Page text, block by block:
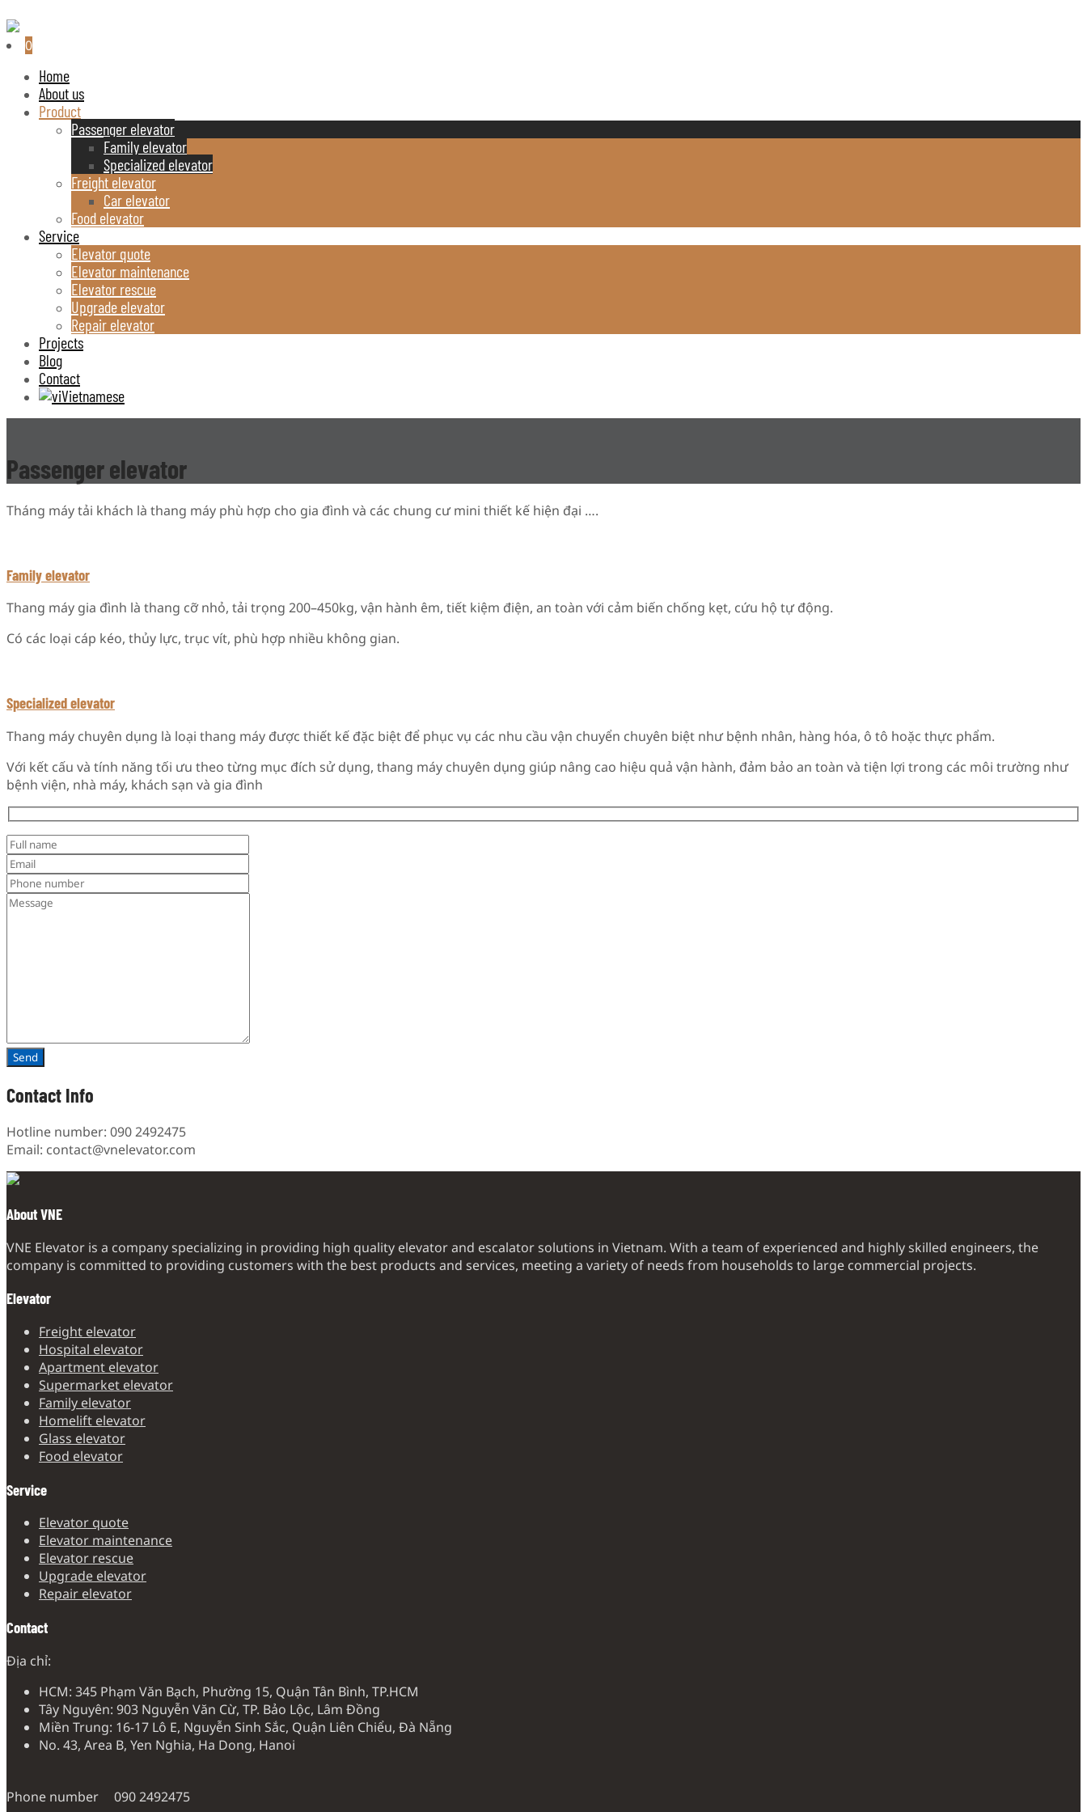
0
Home
About us
Product
Passenger elevator
Family elevator
Specialized elevator
Freight elevator
Car elevator
Food elevator
Service
Elevator quote
Elevator maintenance
Elevator rescue
Upgrade elevator
Repair elevator
Projects
Blog
Contact
Vietnamese
Passenger elevator
Tháng máy tải khách là thang máy phù hợp cho gia đình và các chung cư mini thiết kế hiện đại ….
Family elevator
Thang máy gia đình là thang cỡ nhỏ, tải trọng 200–450kg, vận hành êm, tiết kiệm điện, an toàn với cảm biến chống kẹt, cứu hộ tự động.
Có các loại cáp kéo, thủy lực, trục vít, phù hợp nhiều không gian.
Specialized elevator
Thang máy chuyên dụng là loại thang máy được thiết kế đặc biệt để phục vụ các nhu cầu vận chuyển chuyên biệt như bệnh nhân, hàng hóa, ô tô hoặc thực phẩm.
Với kết cấu và tính năng tối ưu theo từng mục đích sử dụng, thang máy chuyên dụng giúp nâng cao hiệu quả vận hành, đảm bảo an toàn và tiện lợi trong các môi trường như
bệnh viện, nhà máy, khách sạn và gia đình
Contact Info
Hotline number: 090 2492475
Email: contact@vnelevator.com
About VNE
VNE Elevator is a company specializing in providing high quality elevator and escalator solutions in Vietnam. With a team of experienced and highly skilled engineers, the
company is committed to providing customers with the best products and services, meeting a variety of needs from households to large commercial projects.
Elevator
Freight elevator
Hospital elevator
Apartment elevator
Supermarket elevator
Family elevator
Homelift elevator
Glass elevator
Food elevator
Service
Elevator quote
Elevator maintenance
Elevator rescue
Upgrade elevator
Repair elevator
Contact
Địa chỉ:
HCM: 345 Phạm Văn Bạch, Phường 15, Quận Tân Bình, TP.HCM
Tây Nguyên: 903 Nguyễn Văn Cừ, TP. Bảo Lộc, Lâm Đồng
Miền Trung: 16-17 Lô E, Nguyễn Sinh Sắc, Quận Liên Chiểu, Đà Nẵng
No. 43, Area B, Yen Nghia, Ha Dong, Hanoi
Phone number 090 2492475